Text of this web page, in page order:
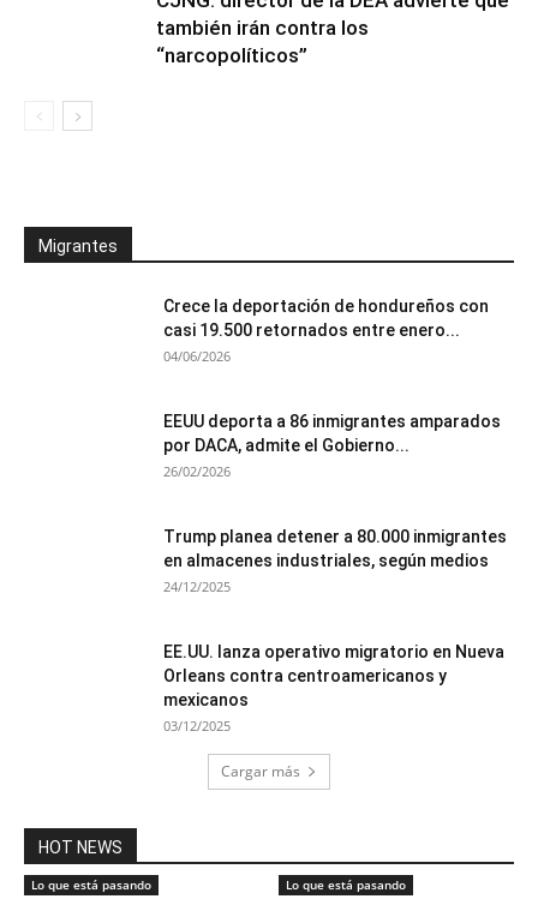
también irán contra los
“narcopolíticos”
Migrantes
Crece la deportación de hondureños con
casi 19.500 retornados entre enero...
04/06/2026
EEUU deporta a 86 inmigrantes amparados
por DACA, admite el Gobierno...
26/02/2026
Trump planea detener a 80.000 inmigrantes
en almacenes industriales, según medios
24/12/2025
EE.UU. lanza operativo migratorio en Nueva
Orleans contra centroamericanos y
mexicanos
03/12/2025
Cargar más
HOT NEWS
Lo que está pasando Lo que está pasando